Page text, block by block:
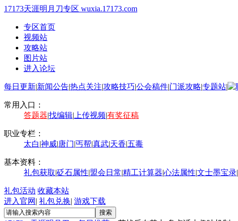
17173天涯明月刀专区 wuxia.17173.com
专区首页
视频站
攻略站
图片站
进入论坛
每日更新|新闻公告|热点关注|攻略技巧|公会稿件|门派攻略|专题站|
常用入口：
答题器|找编辑| 上传视频|有奖征稿
职业专栏：
太白|神威|唐门|丐帮|真武|天香|五毒
基本资料：
礼包获取|砭石属性|盟会日常|精工计算器|心法属性|文士墨宝录|
礼包活动 收藏本站
进入官网 | 礼包兑换| 游戏下载